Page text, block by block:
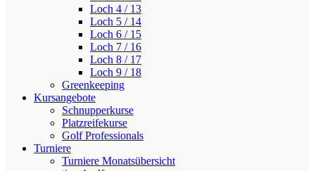
Loch 4 / 13
Loch 5 / 14
Loch 6 / 15
Loch 7 / 16
Loch 8 / 17
Loch 9 / 18
Greenkeeping
Kursangebote
Schnupperkurse
Platzreifekurse
Golf Professionals
Turniere
Turniere Monatsübersicht